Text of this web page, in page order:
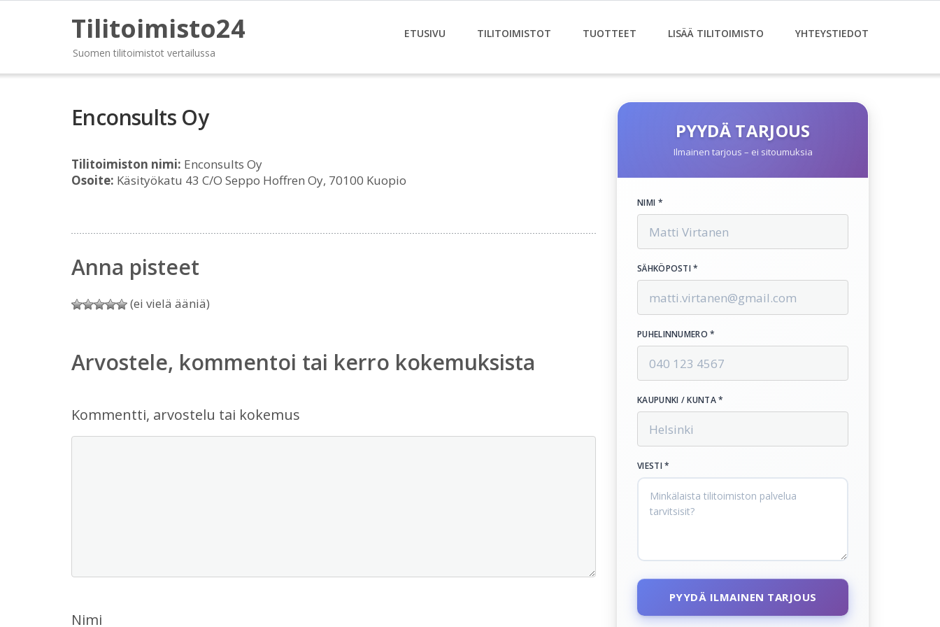
Tilitoimisto24
Suomen tilitoimistot vertailussa
ETUSIVU TILITOIMISTOT TUOTTEET LISÄÄ TILITOIMISTO YHTEYSTIEDOT
Enconsults Oy
Tilitoimiston nimi: Enconsults Oy
Osoite: Käsityökatu 43 C/O Seppo Hoffren Oy, 70100 Kuopio
Anna pisteet
(ei vielä ääniä)
Arvostele, kommentoi tai kerro kokemuksista
Kommentti, arvostelu tai kokemus
Nimi
PYYDÄ TARJOUS
Ilmainen tarjous – ei sitoumuksia
NIMI *
SÄHKÖPOSTI *
PUHELINNUMERO *
KAUPUNKI / KUNTA *
VIESTI *
PYYDÄ ILMAINEN TARJOUS